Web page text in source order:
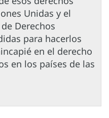
Unidas y el
Derechos
para hacerlos
en el derecho
en los países de las